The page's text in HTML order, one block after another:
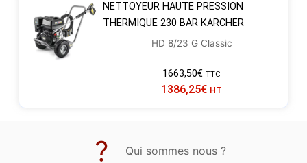
NETTOYEUR HAUTE PRESSION
THERMIQUE 230 BAR KARCHER
HD 8/23 G Classic
1663,50€ TTC
1386,25€ HT
Qui sommes nous ?